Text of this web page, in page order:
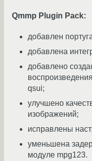
Qmmp Plugin Pack:
добавлен
добавлена
добавлено
qsui;
улучшено
изображений;
исправлены
уменьшена
модуле mpg123.